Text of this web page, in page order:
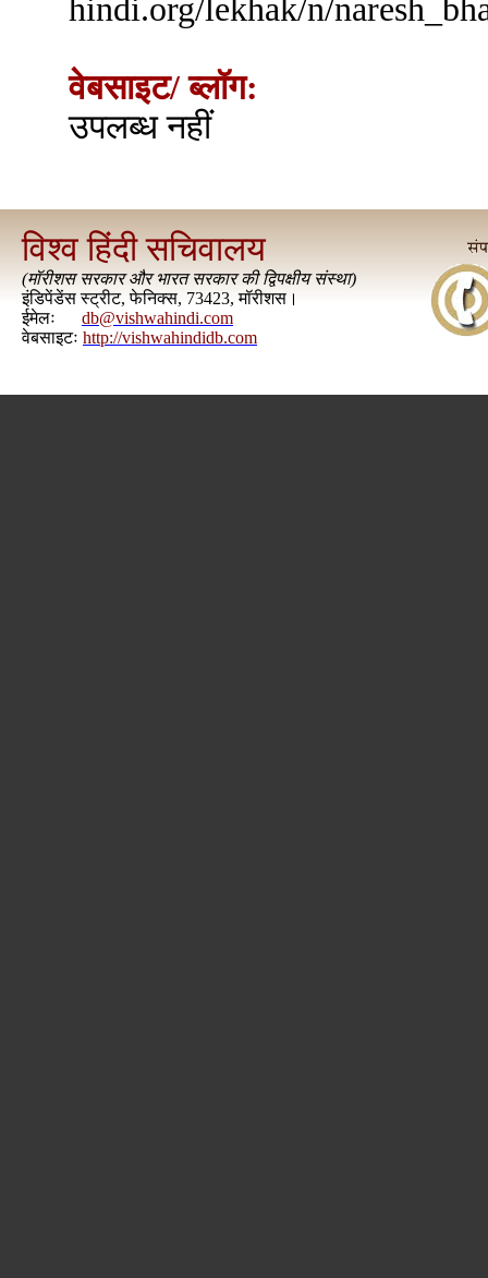
hindi.org/lekhak/n/
वेबसाइट/ ब्लॉग:
उपलब्ध नहीं
विश्व हिंदी सचिवालय
(मॉरीशस सरकार और भारत सरकार की द्विपक्षीय संस्था)
इंडिपेंडेंस स्ट्रीट, फेनिक्स, 73423, मॉरीशस।
ईमेलः
db@vishwahindi.com
वेबसाइटः http://vishwahindidb.com